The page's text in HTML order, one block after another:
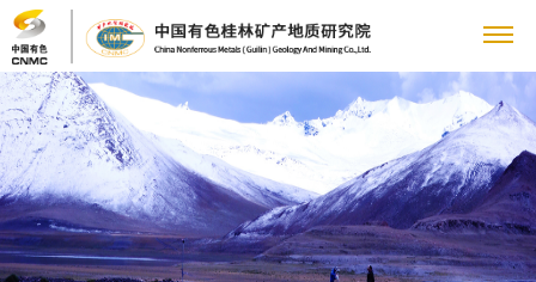
关
于
我
们
事
长
致
新
闻
中
公
司
动
主
要
大
科